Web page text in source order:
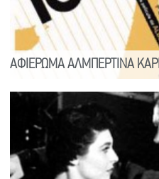
ΑΦΙΕΡΩΜΑ ΑΛΜΠΕΡΤΙΝΑ ΚΑΡΙ